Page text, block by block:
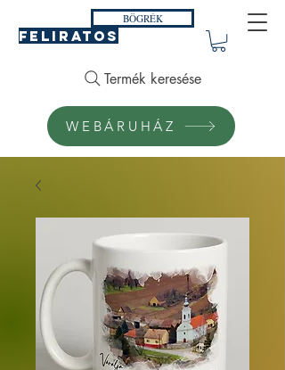
FELIRATOS
BÖGRÉK
Termék keresése
WEBÁRUHÁZ